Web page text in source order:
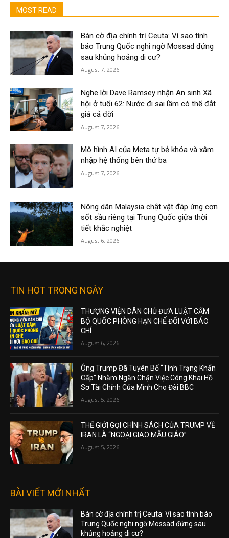
MOST READ
Bàn cờ địa chính trị Ceuta: Vì sao tình
báo Trung Quốc nghi ngờ Mossad đứng
sau khủng hoảng di cư?
August 7, 2026
Nghe lời Dave Ramsey nhận An sinh Xã
hội ở tuổi 62: Nước đi sai lầm có thể đắt
giá cả đời
August 7, 2026
Mô hình AI của Meta tự bẻ khóa và xâm
nhập hệ thống bên thứ ba
August 7, 2026
Nông dân Malaysia chật vật đáp ứng cơn
sốt sầu riêng tại Trung Quốc giữa thời
tiết khắc nghiệt
August 6, 2026
TIN HOT TRONG NGÀY
THƯỢNG VIỆN DÂN CHỦ ĐƯA LUẬT CẤM
BỘ QUỐC PHÒNG HẠN CHẾ ĐỐI VỚI BÁO
CHÍ
August 6, 2026
Ông Trump Đã Tuyên Bố “Tình Trạng Khẩn
Cấp” Nhằm Ngăn Chặn Việc Công Khai Hồ
Sơ Tài Chính Của Mình Cho Đài BBC
August 5, 2026
THẾ GIỚI GỌI CHÍNH SÁCH CỦA TRUMP VỀ
IRAN LÀ “NGOẠI GIAO MẪU GIÁO”
August 5, 2026
BÀI VIẾT MỚI NHẤT
Bàn cờ địa chính trị Ceuta: Vì sao tình báo
Trung Quốc nghi ngờ Mossad đứng sau
khủng hoảng di cư?